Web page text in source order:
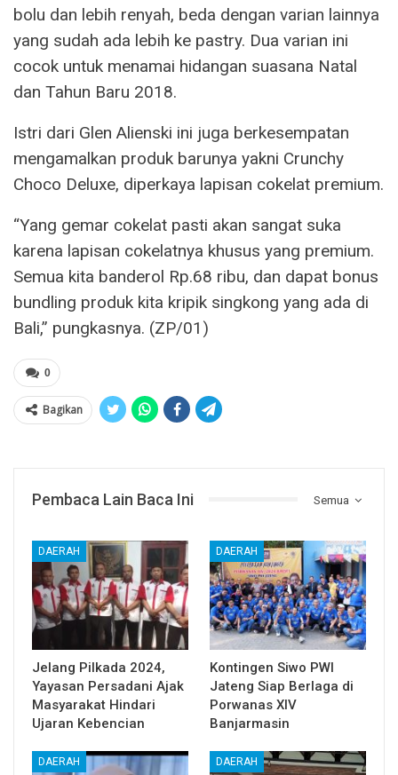
bolu dan lebih renyah, beda dengan varian lainnya
yang sudah ada lebih ke pastry. Dua varian ini
cocok untuk menamai hidangan suasana Natal
dan Tahun Baru 2018.
Istri dari Glen Alienski ini juga berkesempatan
mengamalkan produk barunya yakni Crunchy
Choco Deluxe, diperkaya lapisan cokelat premium.
“Yang gemar cokelat pasti akan sangat suka
karena lapisan cokelatnya khusus yang premium.
Semua kita banderol Rp.68 ribu, dan dapat bonus
bundling produk kita kripik singkong yang ada di
Bali,” pungkasnya. (ZP/01)
0
Bagikan
Semua
Pembaca Lain Baca Ini
DAERAH
Jelang Pilkada 2024,
Yayasan Persadani Ajak
Masyarakat Hindari
Ujaran Kebencian
DAERAH
Kontingen Siwo PWI
Jateng Siap Berlaga di
Porwanas XIV
Banjarmasin
DAERAH DAERAH